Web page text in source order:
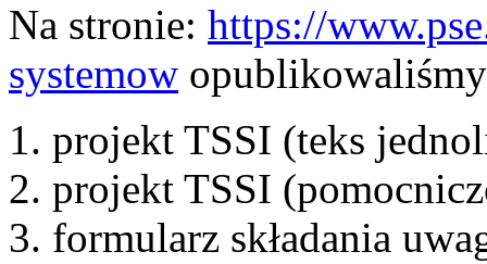
Na stronie: https://
systemow
projekt TSSI (teks
projekt TSSI
formularz składania